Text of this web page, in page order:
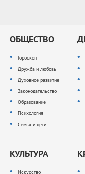
ОБЩЕСТВО
Гороскоп
Дружба и любовь
Духовное развитие
Законодательство
Образование
Психология
Семья и дети
КУЛЬТУРА
Искусство